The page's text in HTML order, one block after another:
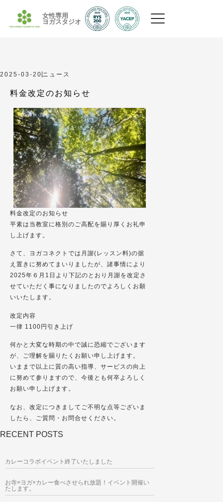
女性専用
ヨガスタジオ
2025-03-20 ニュース
料金改定のお知らせ
料金改定のお知らせ
平素は当教室に格別のご高配を賜り厚くお礼申
し上げます。
さて、ヨガコネクトでは月謝(レッスン料)の据
え置きに努めてまいりましたが、諸事情により
2025年６月1日より下記のとおり月謝を改定さ
せていただく事になりましたのでよろしくお願
いいたします。
改定内容
一律 1100円引き上げ
何かと大変な時期の中で誠に恐縮でございます
が、ご理解を賜りたくお願い申し上げます。
いままで以上に質の高い指導、サービスの向上
に努めて参りますので、今後とも何卒よろしく
お願い申し上げます。
なお、改定につきましてご不明な点等ございま
したら、ご質問・お問合せください。
RECENT POSTS
カレーコラボイベント終了いたしました
お寺×ヨガ×カレー食べさせられ放題！イベント開催い
たします。